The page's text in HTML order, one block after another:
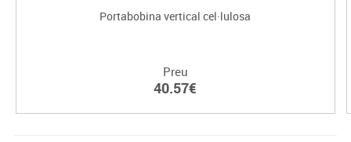
Portabobina vertical cel·lulosa
Preu
40.57€